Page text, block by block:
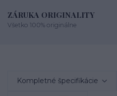
ZÁRUKA ORIGINALITY
Všetko 100% originálne
Kompletné špecifikácie